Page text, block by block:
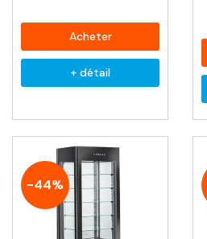
Acheter
+ détail
-44%